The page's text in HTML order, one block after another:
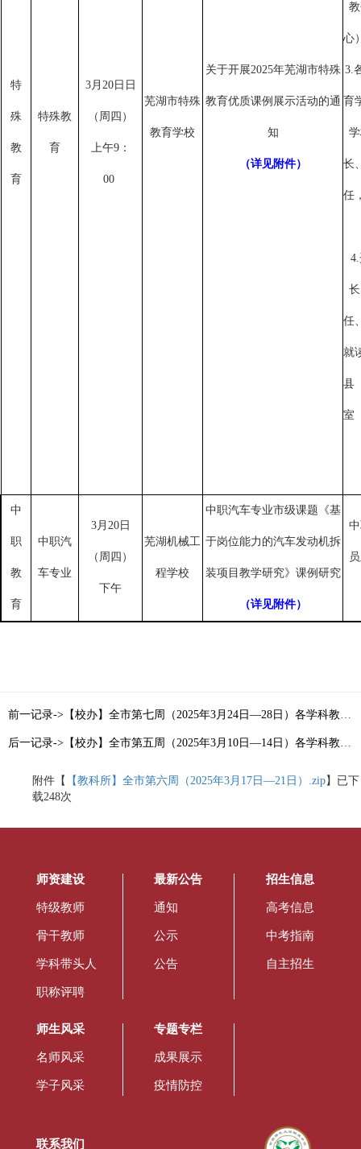
特
殊
教
育
特殊教
育
3月20日日
（周四）
上午9：
00
芜湖市特殊
教育学校
关于开展2025年芜湖市特殊
教育优质课例展示活动的通
知
（详见附件）
心
3.
育
长
任
任
就
县
室
中
职
教
育
中职汽
车专业
3月20日
（周四）
下午
芜湖机械工
程学校
中职汽车专业市级课题《基
于岗位能力的汽车发动机拆
装项目教学研究》课例研究
（详见附件）
前一记录->【校办】全市第七周（2025年3月24日—28日）各学科教研活动通知目录索引
后一记录->【校办】全市第五周（2025年3月10日—14日）各学科教研活动通知目录索引
附件【 【教科所】全市第六周（2025年3月17日—21日）.zip】已下
载248次
师资建设
特级教师
骨干教师
学科带头人
职称评聘
最新公告
通知
公示
公告
招生信息
高考信息
中考指南
自主招生
师生风采
名师风采
学子风采
专题专栏
成果展示
疫情防控
联系我们